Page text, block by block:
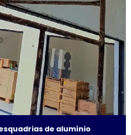
medida
medida preço
medida são paulo
medida valor
m2
são paulode alumínio